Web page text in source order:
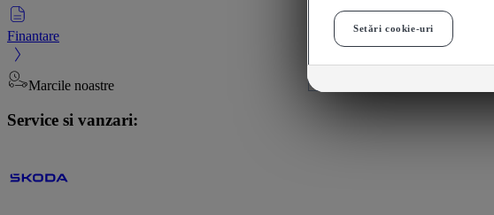
Finantare
Marcile noastre
Service si vanzari:
Setări cookie-uri